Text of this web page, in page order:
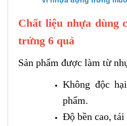
Chất liệu nhựa dùng
trứng 6 quả
Sản phẩm được làm từ
Không độc
phẩm.
Độ bền cao, tái